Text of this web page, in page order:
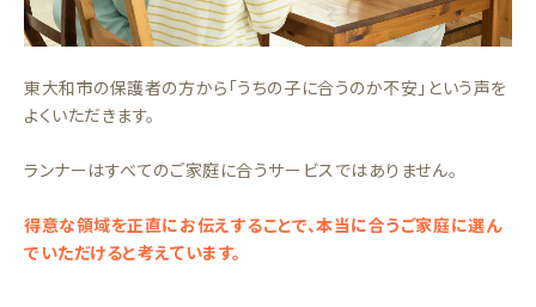
東大和市の保護者の方から「うちの子に合うのか不安」という声を
よくいただきます。
ランナーはすべてのご家庭に合うサービスではありません。
得意な領域を正直にお伝えすることで、本当に合うご家庭に選ん
でいただけると考えています。